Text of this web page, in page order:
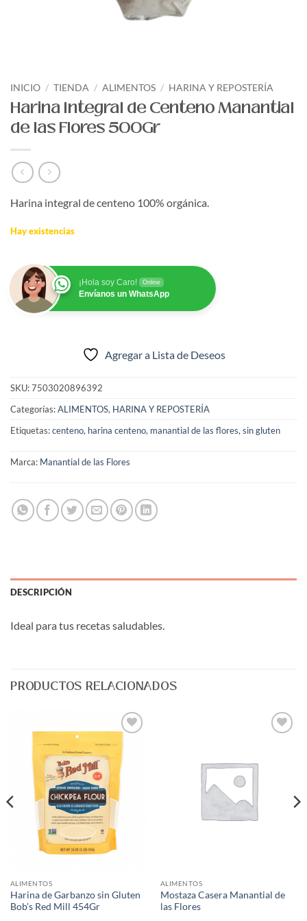
INICIO / TIENDA / ALIMENTOS / HARINA Y REPOSTERÍA
Harina Integral de Centeno Manantial
de las Flores 500Gr
Harina integral de centeno 100% orgánica.
Hay existencias
¡Hola soy Caro! Online
Envíanos un WhatsApp
Agregar a Lista de Deseos
SKU:7503020896392
Categorías:ALIMENTOS, HARINA Y REPOSTERÍA
Etiquetas:centeno, harina centeno, manantial de las flores, sin gluten
Marca: Manantial de las Flores
DESCRIPCIÓN
Ideal para tus recetas saludables.
PRODUCTOS RELACIONADOS
Agregar
a Lista
de
Deseos
ALIMENTOS
Harina de Garbanzo sin Gluten
Bob’s Red Mill 454Gr
ALIMENTOS
Mostaza Casera Manantial de
las Flores